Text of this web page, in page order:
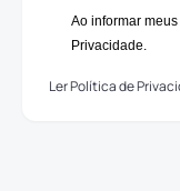
Ao informar
Privacidade.
Ler Política de